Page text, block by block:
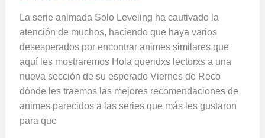
La serie animada Solo Leveling ha cautivado la
atención de muchos, haciendo que haya varios
desesperados por encontrar animes similares que
aquí les mostraremos Hola queridxs lectorxs a una
nueva sección de su esperado Viernes de Reco
dónde les traemos las mejores recomendaciones de
animes parecidos a las series que más les gustaron
para que